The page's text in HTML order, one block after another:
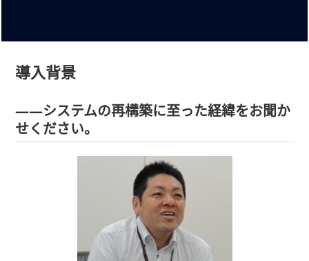
導入背景
――システムの再構築に至った経緯をお聞か
せください。